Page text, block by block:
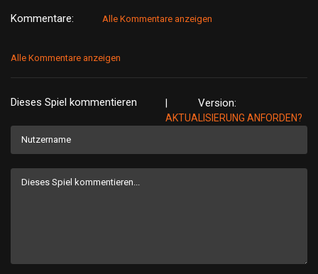
Kommentare: Alle Kommentare anzeigen
Alle Kommentare anzeigen
Dieses Spiel kommentieren Version:
AKTUALISIERUNG ANFORDEN?